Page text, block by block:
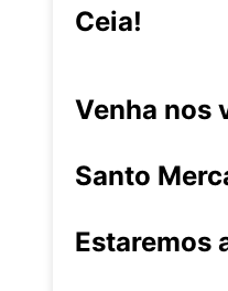
Ceia!
Venha nos
Santo
Estaremos